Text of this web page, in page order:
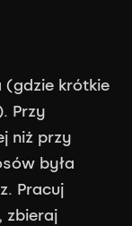
(gdzie krótkie
Przy
niż przy
była
Pracuj
zbieraj